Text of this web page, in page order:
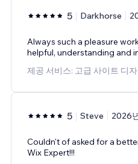
5 Darkhorse
Always such a pleasure
helpful, understanding and
제공 서비스: 고급 사이트 디
5 Steve 2026
Couldn't of asked for a
Wix Expert!!!